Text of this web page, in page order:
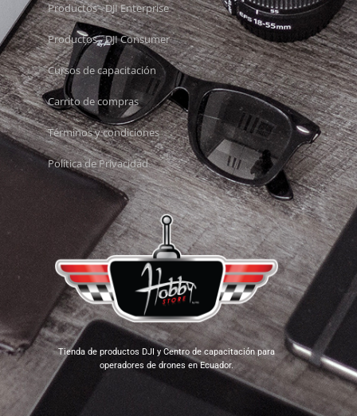
Tienda de productos DJI y Centro de capacitación para
operadores de drones en Ecuador.
Productos - DJI Enterprise
Productos - DJI Consumer
Cursos de capacitación
Carrito de compras
Términos y condiciones
Política de Privacidad